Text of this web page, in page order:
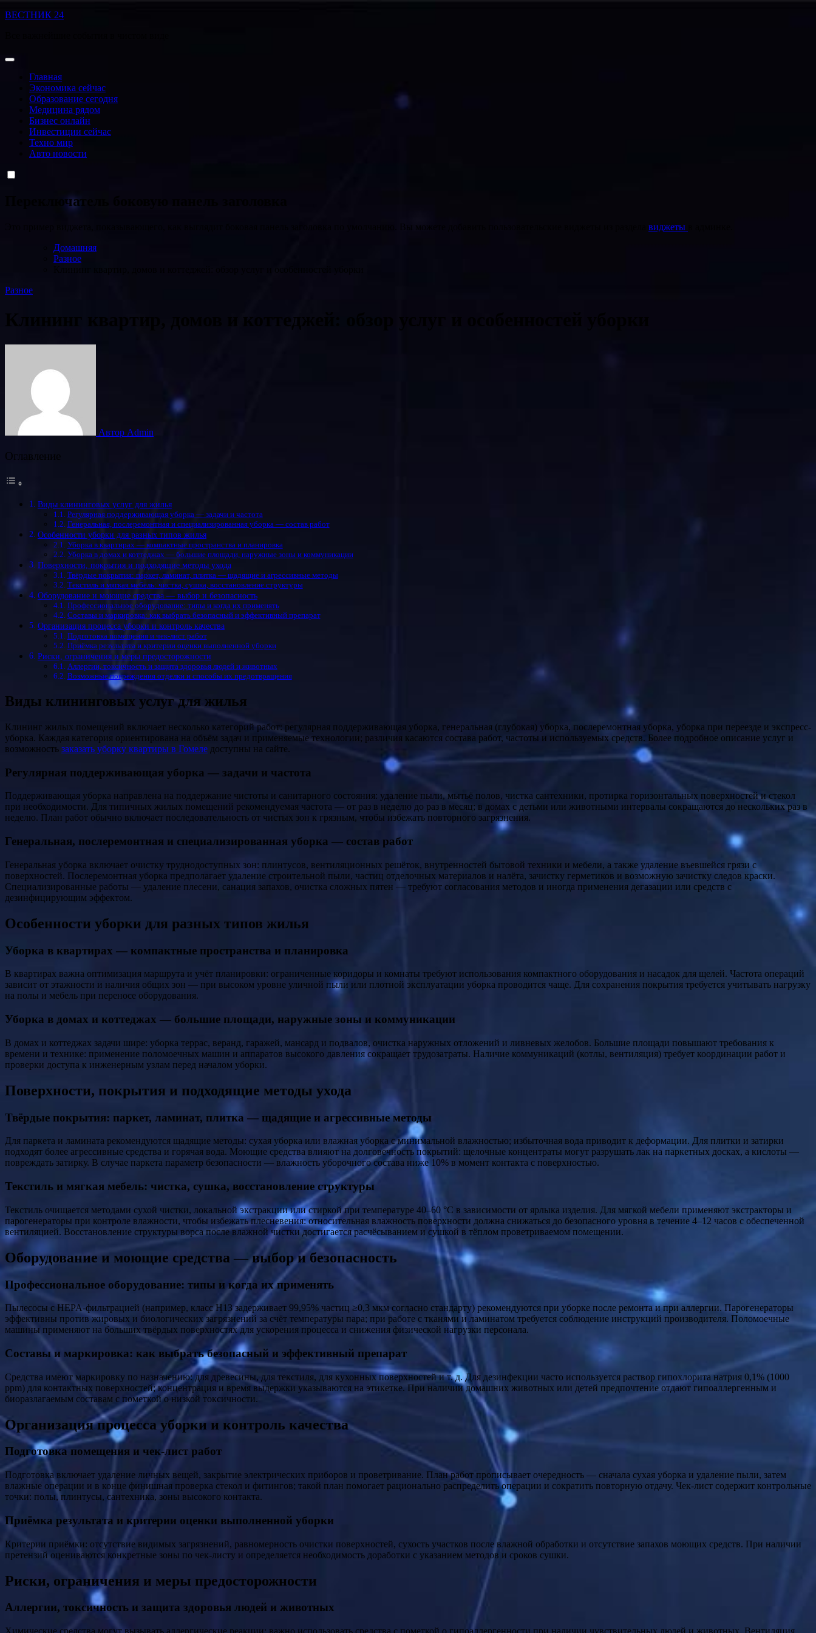
Перейти
ВЕСТНИК 24
Главная
Экономика сейчас
Образование сегодня
Медицина рядом
Бизнес онлайн
Инвестиции сейчас
Техно мир
Авто новости
Переключатель боковую панель заголовка
Это пример виджета, показывающего, как выглядит боковая панель заголовка по умолчанию. Вы можете добавить пользовательские виджеты из раздела виджеты
Домашняя
Разное
Разное
Клининг квартир, домов и коттеджей: обзор услуг и особенностей уборки
Автор Admin
Оглавление
Виды клининговых услуг для жилья
Регулярная поддерживающая уборка — задачи и частота
Генеральная, послеремонтная и специализированная уборка — состав работ
Особенности уборки для разных типов жилья
Уборка в квартирах — компактные пространства и планировка
Уборка в домах и коттеджах — большие площади, наружные зоны и коммуникации
Поверхности, покрытия и подходящие методы ухода
Твёрдые покрытия: паркет, ламинат, плитка — щадящие и агрессивные методы
Текстиль и мягкая мебель: чистка, сушка, восстановление структуры
Оборудование и моющие средства — выбор и безопасность
Профессиональное оборудование: типы и когда их применять
Составы и маркировка: как выбрать безопасный и эффективный препарат
Организация процесса уборки и контроль качества
Подготовка помещения и чек-лист работ
Приёмка результата и критерии оценки выполненной уборки
Риски, ограничения и меры предосторожности
Аллергии, токсичность и защита здоровья людей и животных
Возможные повреждения отделки и способы их предотвращения
Виды клининговых услуг для жилья
Клининг жилых помещений включает несколько категорий работ: регулярная поддерживающая уборка, генеральная (глубокая) уборка, послеремонтная уборка, уборка при переезде и экспресс-
уборка. Каждая категория ориентирована на объём задач и применяемые технологии; различия касаются состава работ, частоты и используемых средств. Более подробное описание услуг и
возможность заказать уборку квартиры в Гомеле доступны на сайте.
Регулярная поддерживающая уборка — задачи и частота
Поддерживающая уборка направлена на поддержание чистоты и санитарного состояния: удаление пыли, мытьё полов, чистка сантехники, протирка горизонтальных поверхностей и стекол
при необходимости. Для типичных жилых помещений рекомендуемая частота — от раз в неделю до раз в месяц; в домах с детьми или животными интервалы сокращаются до нескольких раз в
неделю. План работ обычно включает последовательность от чистых зон к грязным, чтобы избежать повторного загрязнения.
Генеральная, послеремонтная и специализированная уборка — состав работ
Генеральная уборка включает очистку труднодоступных зон: плинтусов, вентиляционных решёток, внутренностей бытовой техники и мебели, а также удаление въевшейся грязи с
поверхностей. Послеремонтная уборка предполагает удаление строительной пыли, частиц отделочных материалов и налёта, зачистку герметиков и возможную зачистку следов краски.
Специализированные работы — удаление плесени, санация запахов, очистка сложных пятен — требуют согласования методов и иногда применения дегазации или средств с
дезинфицирующим эффектом.
Особенности уборки для разных типов жилья
Уборка в квартирах — компактные пространства и планировка
В квартирах важна оптимизация маршрута и учёт планировки: ограниченные коридоры и комнаты требуют использования компактного оборудования и насадок для щелей. Частота операций
зависит от этажности и наличия общих зон — при высоком уровне уличной пыли или плотной эксплуатации уборка проводится чаще. Для сохранения покрытия требуется учитывать нагрузку
на полы и мебель при переносе оборудования.
Уборка в домах и коттеджах — большие площади, наружные зоны и коммуникации
В домах и коттеджах задачи шире: уборка террас, веранд, гаражей, мансард и подвалов, очистка наружных отложений и ливневых желобов. Большие площади повышают требования к
времени и технике: применение поломоечных машин и аппаратов высокого давления сокращает трудозатраты. Наличие коммуникаций (котлы, вентиляция) требует координации работ и
проверки доступа к инженерным узлам перед началом уборки.
Поверхности, покрытия и подходящие методы ухода
Твёрдые покрытия: паркет, ламинат, плитка — щадящие и агрессивные методы
Для паркета и ламината рекомендуются щадящие методы: сухая уборка или влажная уборка с минимальной влажностью; избыточная вода приводит к деформации. Для плитки и затирки
подходят более агрессивные средства и горячая вода. Моющие средства влияют на долговечность покрытий: щелочные концентраты могут разрушать лак на паркетных досках, а кислоты —
повреждать затирку. В случае паркета параметр безопасности — влажность уборочного состава ниже 10% в момент контакта с поверхностью.
Текстиль и мягкая мебель: чистка, сушка, восстановление структуры
Текстиль очищается методами сухой чистки, локальной экстракции или стиркой при температуре 40–60 °C в зависимости от ярлыка изделия. Для мягкой мебели применяют экстракторы и
парогенераторы при контроле влажности, чтобы избежать плесневения: относительная влажность поверхности должна снижаться до безопасного уровня в течение 4–12 часов с обеспеченной
вентиляцией. Восстановление структуры ворса после влажной чистки достигается расчёсыванием и сушкой в тёплом проветриваемом помещении.
Оборудование и моющие средства — выбор и безопасность
Профессиональное оборудование: типы и когда их применять
Пылесосы с HEPA-фильтрацией (например, класс H13 задерживает 99,95% частиц ≥0,3 мкм согласно стандарту) рекомендуются при уборке после ремонта и при аллергии. Парогенераторы
эффективны против жировых и биологических загрязнений за счёт температуры пара; при работе с тканями и ламинатом требуется соблюдение инструкций производителя. Поломоечные
машины применяют на больших твёрдых поверхностях для ускорения процесса и снижения физической нагрузки персонала.
Составы и маркировка: как выбрать безопасный и эффективный препарат
Средства имеют маркировку по назначению: для древесины, для текстиля, для кухонных поверхностей и т. д. Для дезинфекции часто используется раствор гипохлорита натрия 0,1% (1000
ppm) для контактных поверхностей; концентрация и время выдержки указываются на этикетке. При наличии домашних животных или детей предпочтение отдают гипоаллергенным и
биоразлагаемым составам с пометкой о низкой токсичности.
Организация процесса уборки и контроль качества
Подготовка помещения и чек-лист работ
Подготовка включает удаление личных вещей, закрытие электрических приборов и проветривание. План работ прописывает очередность — сначала сухая уборка и удаление пыли, затем
влажные операции и в конце финишная проверка стекол и фитингов; такой план помогает рационально распределить операции и сократить повторную отдачу. Чек-лист содержит контрольные
точки: полы, плинтусы, сантехника, зоны высокого контакта.
Приёмка результата и критерии оценки выполненной уборки
Критерии приёмки: отсутствие видимых загрязнений, равномерность очистки поверхностей, сухость участков после влажной обработки и отсутствие запахов моющих средств. При наличии
претензий оцениваются конкретные зоны по чек-листу и определяется необходимость доработки с указанием методов и сроков сушки.
Риски, ограничения и меры предосторожности
Аллергии, токсичность и защита здоровья людей и животных